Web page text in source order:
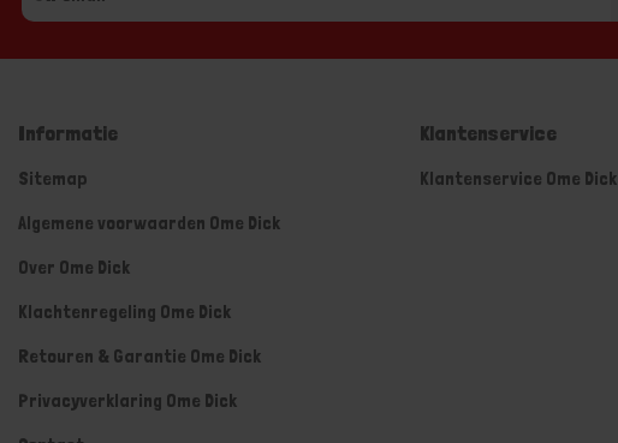
Informatie
Sitemap
Algemene voorwaarden Ome Dick
Over Ome Dick
Klachtenregeling Ome Dick
Retouren & Garantie Ome Dick
Privacyverklaring Ome Dick
Klantenservice
Klantenservice Ome Dick